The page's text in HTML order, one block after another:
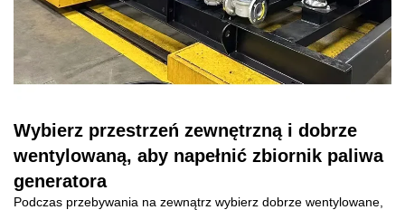
Wybierz przestrzeń zewnętrzną i dobrze
wentylowaną, aby napełnić zbiornik paliwa
generatora
Podczas przebywania na zewnątrz wybierz dobrze wentylowane,